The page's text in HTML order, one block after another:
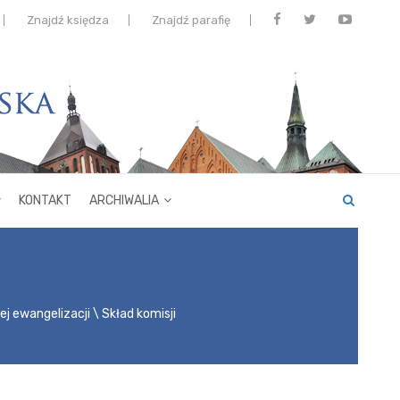
Znajdź księdza Znajdź parafię
KONTAKT ARCHIWALIA
ewangelizacji Skład komisji